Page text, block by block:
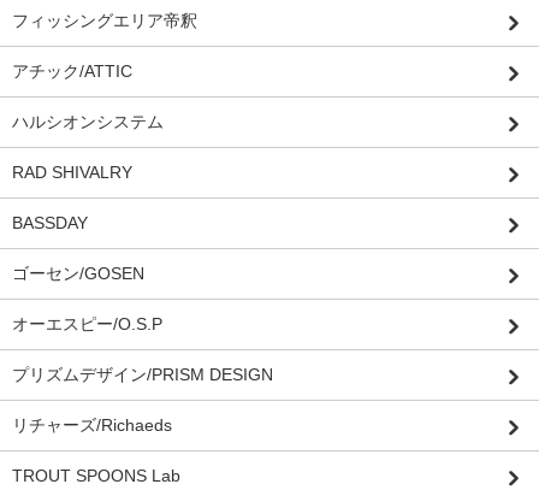
フィッシングエリア帝釈
アチック/ATTIC
ハルシオンシステム
RAD SHIVALRY
BASSDAY
ゴーセン/GOSEN
オーエスピー/O.S.P
プリズムデザイン/PRISM DESIGN
リチャーズ/Richaeds
TROUT SPOONS Lab